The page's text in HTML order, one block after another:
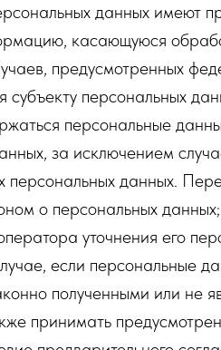
данных имеют
касающуюся
предусмотренных
субъекту персональных
персональные
за исключением
персональных данных.
о персональных данных;
уточнения его
если персональные
полученными или не
принимать